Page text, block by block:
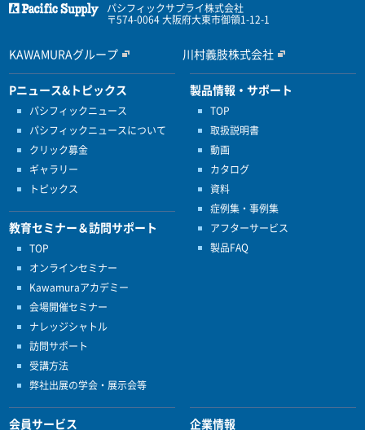
パシフィックサプライ株式会社
〒574-0064 大阪府大東市御領1-12-1
KAWAMURAグループ 川村義肢株式会社
Pニュース&トピックス
パシフィックニュース
パシフィックニュースについて
クリック募金
ギャラリー
トピックス
教育セミナー＆訪問サポート
TOP
オンラインセミナー
Kawamuraアカデミー
会場開催セミナー
ナレッジシャトル
訪問サポート
受講方法
弊社出展の学会・展示会等
製品情報・サポート
TOP
取扱説明書
動画
カタログ
資料
症例集・事例集
アフターサービス
製品FAQ
会員サービス 企業情報